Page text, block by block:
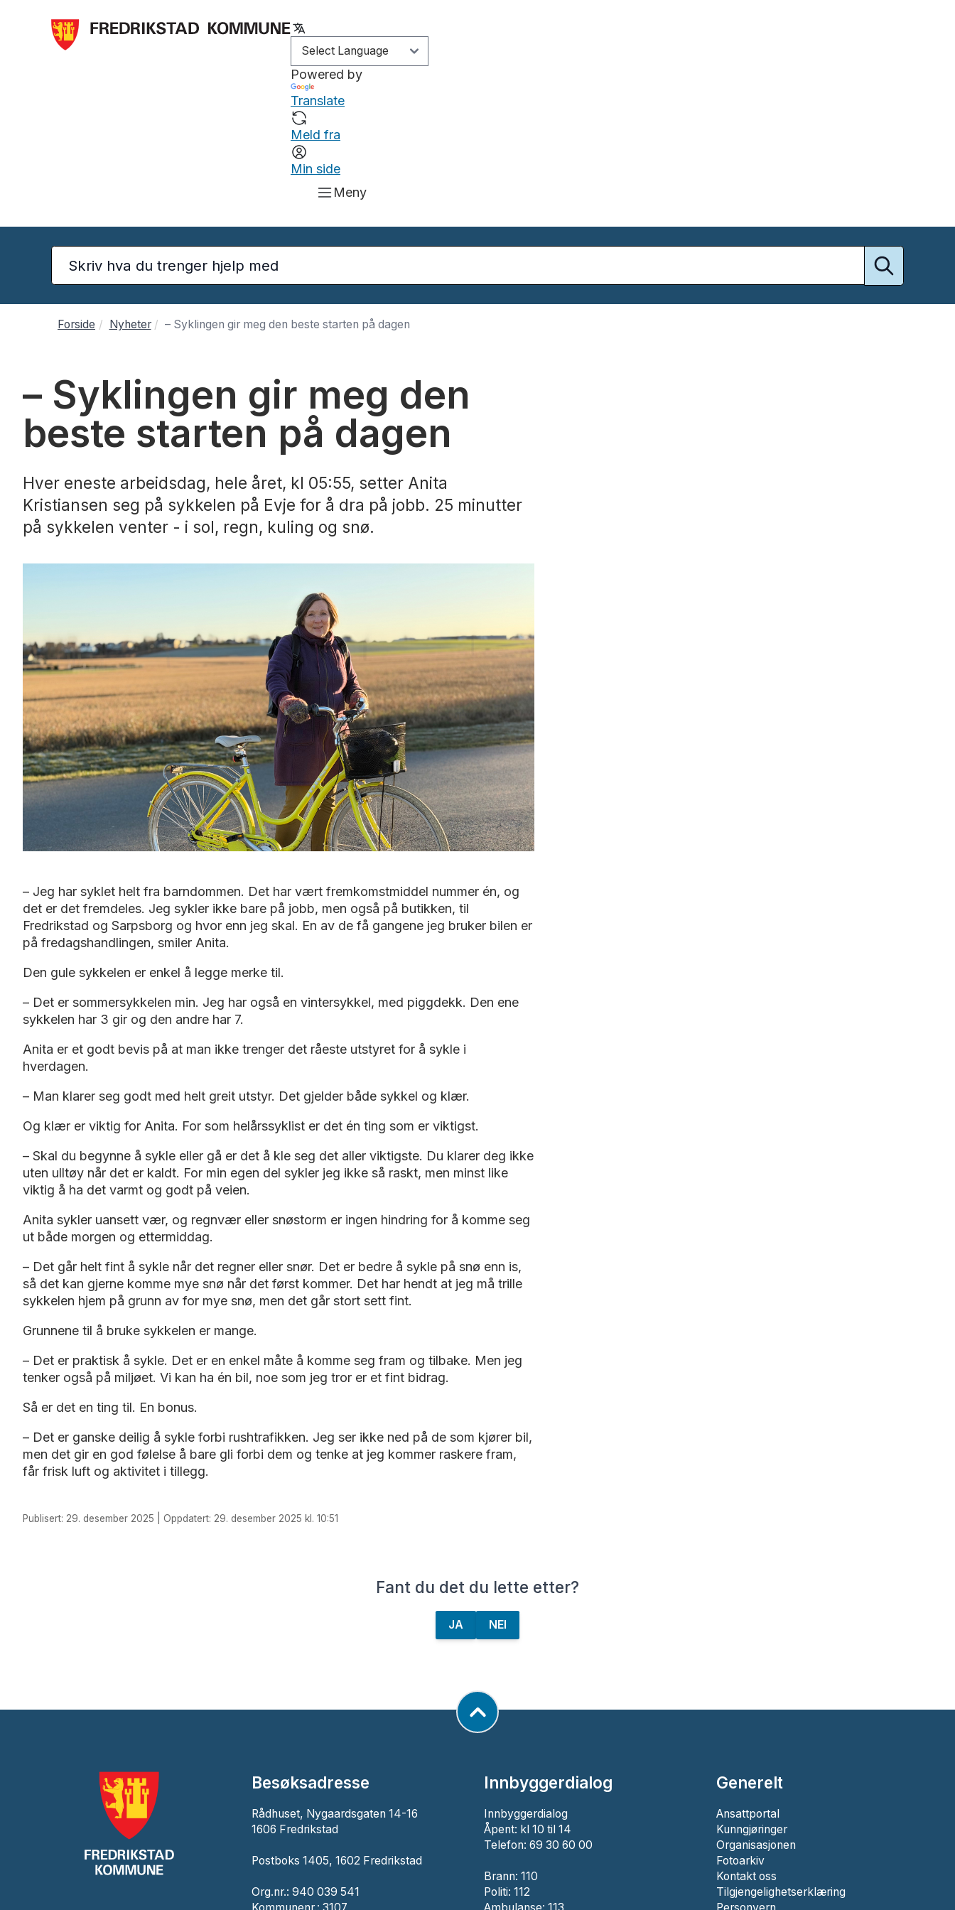
Powered by
Translate
Meld fra
Min side
Meny
Forside Nyheter – Syklingen gir meg den beste starten på dagen
– Syklingen gir meg den
beste starten på dagen
Hver eneste arbeidsdag, hele året, kl 05:55, setter Anita
Kristiansen seg på sykkelen på Evje for å dra på jobb. 25 minutter
på sykkelen venter - i sol, regn, kuling og snø.
– Jeg har syklet helt fra barndommen. Det har vært fremkomstmiddel nummer én, og
det er det fremdeles. Jeg sykler ikke bare på jobb, men også på butikken, til
Fredrikstad og Sarpsborg og hvor enn jeg skal. En av de få gangene jeg bruker bilen er
på fredagshandlingen, smiler Anita.
Den gule sykkelen er enkel å legge merke til.
– Det er sommersykkelen min. Jeg har også en vintersykkel, med piggdekk. Den ene
sykkelen har 3 gir og den andre har 7.
Anita er et godt bevis på at man ikke trenger det råeste utstyret for å sykle i
hverdagen.
– Man klarer seg godt med helt greit utstyr. Det gjelder både sykkel og klær.
Og klær er viktig for Anita. For som helårssyklist er det én ting som er viktigst.
– Skal du begynne å sykle eller gå er det å kle seg det aller viktigste. Du klarer deg ikke
uten ulltøy når det er kaldt. For min egen del sykler jeg ikke så raskt, men minst like
viktig å ha det varmt og godt på veien.
Anita sykler uansett vær, og regnvær eller snøstorm er ingen hindring for å komme seg
ut både morgen og ettermiddag.
– Det går helt fint å sykle når det regner eller snør. Det er bedre å sykle på snø enn is,
så det kan gjerne komme mye snø når det først kommer. Det har hendt at jeg må trille
sykkelen hjem på grunn av for mye snø, men det går stort sett fint.
Grunnene til å bruke sykkelen er mange.
– Det er praktisk å sykle. Det er en enkel måte å komme seg fram og tilbake. Men jeg
tenker også på miljøet. Vi kan ha én bil, noe som jeg tror er et fint bidrag.
Så er det en ting til. En bonus.
– Det er ganske deilig å sykle forbi rushtrafikken. Jeg ser ikke ned på de som kjører bil,
men det gir en god følelse å bare gli forbi dem og tenke at jeg kommer raskere fram,
får frisk luft og aktivitet i tillegg.
Publisert: 29. desember 2025 | Oppdatert: 29. desember 2025 kl. 10:51
Fant du det du lette etter?
JA NEI
Besøksadresse
Rådhuset, Nygaardsgaten 14-16
1606 Fredrikstad
Postboks 1405, 1602 Fredrikstad
Org.nr.: 940 039 541
Innbyggerdialog
Innbyggerdialog
Åpent: kl 10 til 14
Telefon: 69 30 60 00
Brann: 110
Politi: 112
Generelt
Ansattportal
Kunngjøringer
Organisasjonen
Fotoarkiv
Kontakt oss
Tilgjengelighetserklæring